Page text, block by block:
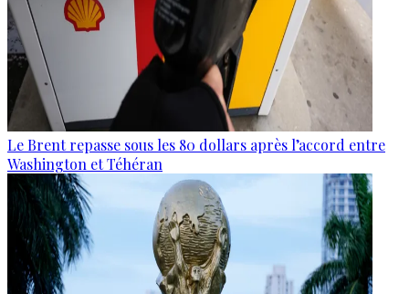
Le Brent repasse sous les 80 dollars après l’accord entre
Washington et Téhéran